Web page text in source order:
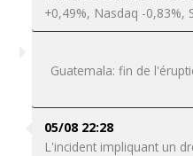
+0,49%, Nasdaq -0,83%,
Guatemala: fin de
05/08 22:28
L'incident impliquant un